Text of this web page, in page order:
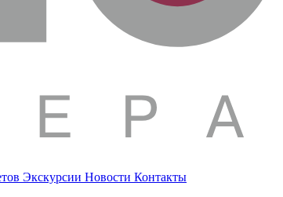
Экскурсии Новости Контакты